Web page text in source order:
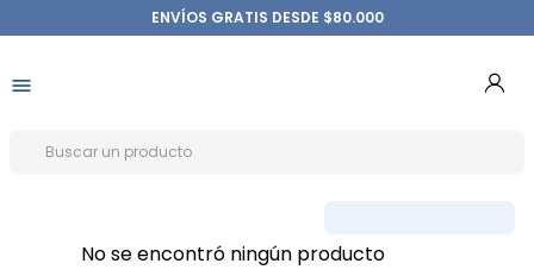
ENVÍOS GRATIS DESDE $80.000
No se encontró ningún producto